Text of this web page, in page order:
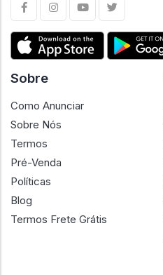
Sobre
Como Anunciar
Sobre Nós
Termos
Pré-Venda
Políticas
Blog
Termos Frete Grátis